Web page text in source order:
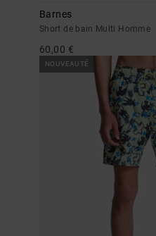
Barnes
Short de bain Multi Homme
60,00 €
NOUVEAUTÉ